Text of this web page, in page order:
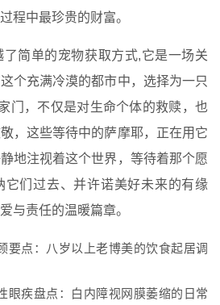
程中最珍贵的财富。
简单的宠物获取方式,它是一场关
个充满冷漠的都市中，选择为一只
门，不仅是对生命个体的救赎，也
，这些等待中的萨摩耶，正在用它
地注视着这个世界，等待着那个愿
它们过去、并许诺美好未来的有缘
与责任的温暖篇章。
要点：八岁以上老博美的饮食起居调
眼疾盘点：白内障视网膜萎缩的日常